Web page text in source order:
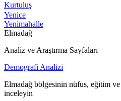
Kurtuluş
Yenice
Yenimahalle
Elmadağ
Analiz ve Araştırma Sayfaları
Demografi Analizi
Elmadağ bölgesinin nüfus, eğitim ve
inceleyin